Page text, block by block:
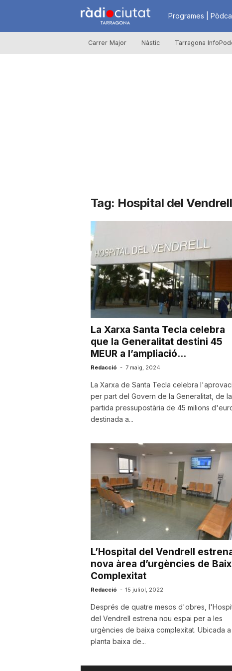
R
à
t
a
t
d
e
r
g
o
Programes |
Carrer Major Nàstic Tarragona
Tag: Hospital del Vendrell
La Xarxa Santa Tecla celebra
que la Generalitat destini 45
MEUR a l’ampliació...
Redacció - 7 maig, 2024
La Xarxa de Santa Tecla celebra
per part del Govern de la Generalitat, de la
partida pressupostària de 45 milions
destinada a...
L’Hospital del Vendrell
nova àrea d’urgències de
Complexitat
Redacció - 15 juliol, 2022
Després de quatre mesos d'obres,
del Vendrell estrena nou espai per a les
urgències de baixa complexitat. Ubicada a
planta baixa de...